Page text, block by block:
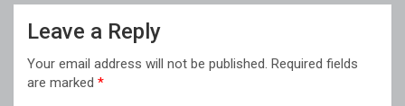
Leave a Reply
Your email address will not be published. Required fields
are marked *